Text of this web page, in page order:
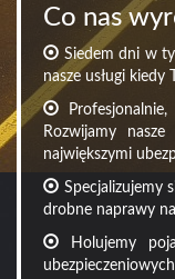
Co nas
Siedem dni w
nasze usługi
Rozwijamy
największymi
Specjalizujemy
drobne naprawy
Holujemy